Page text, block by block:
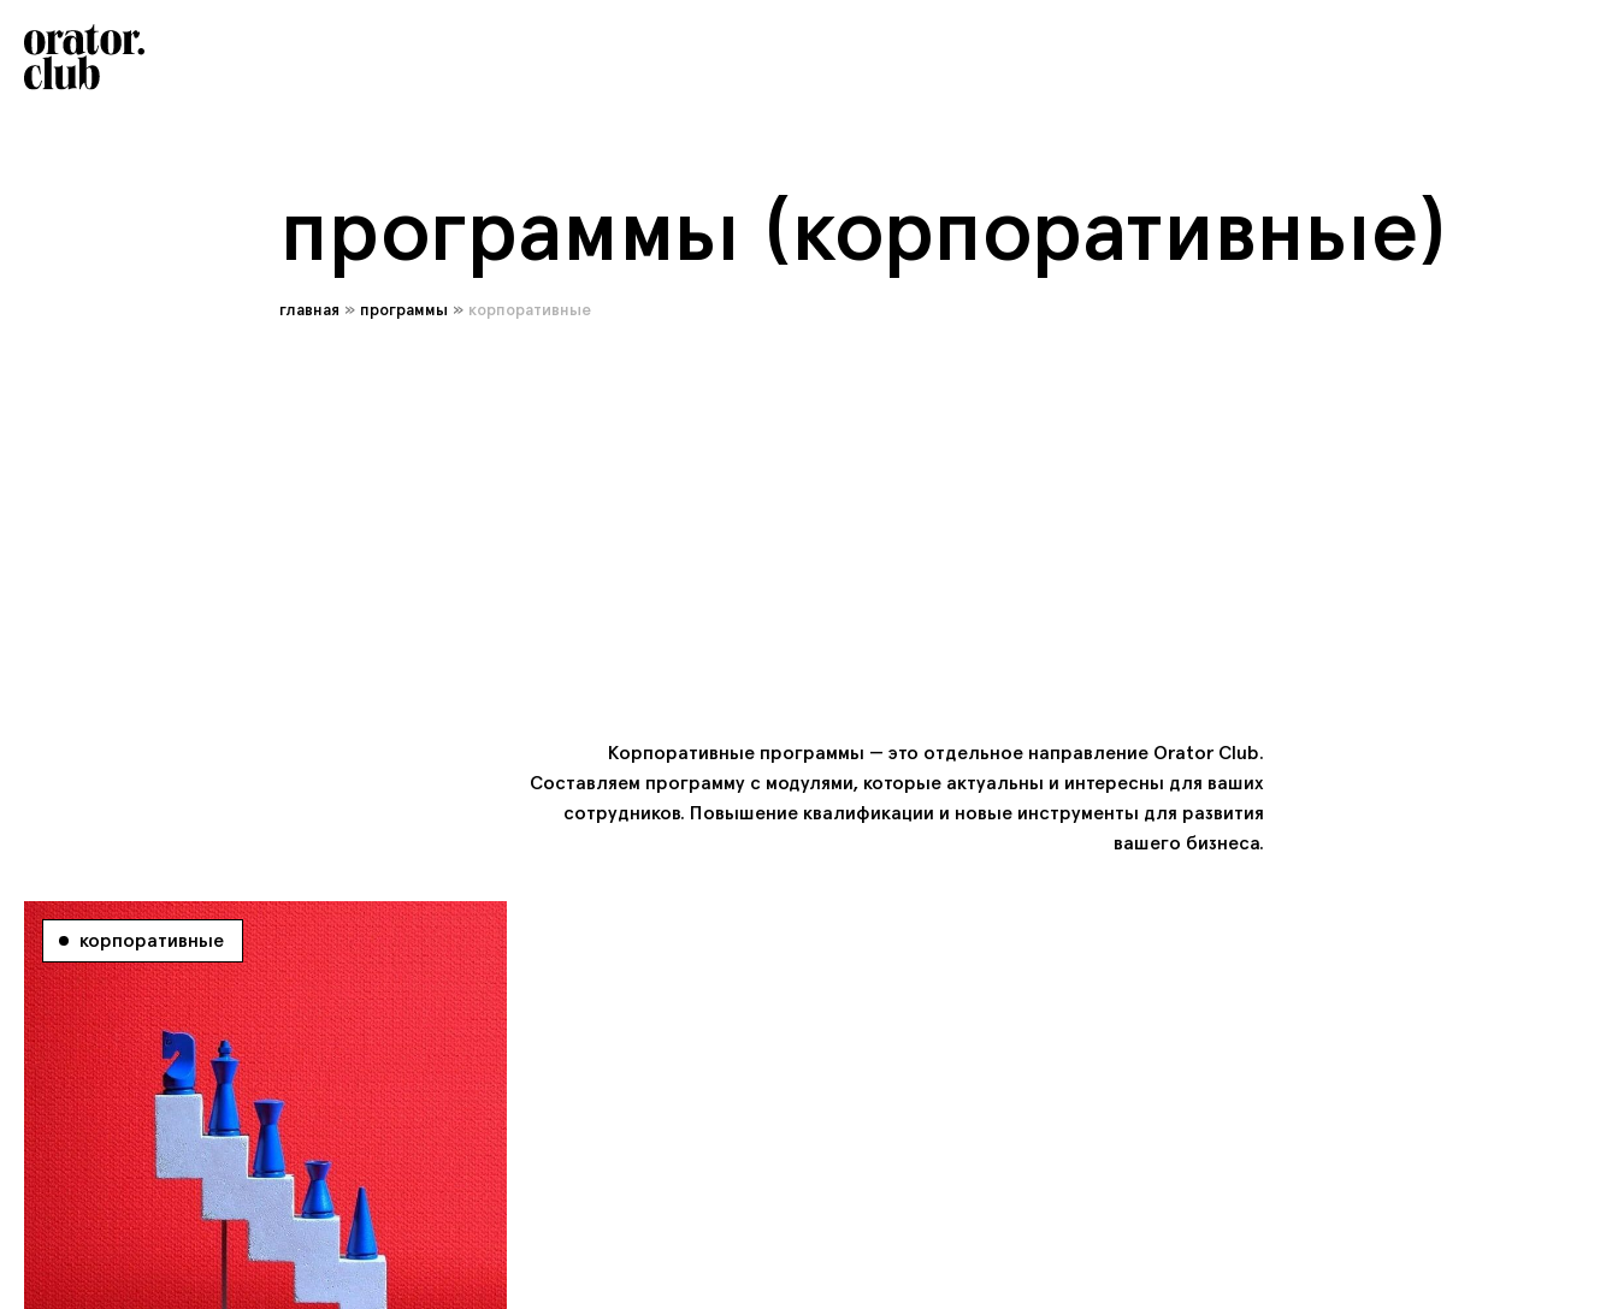
программы (корпоративные)
главная » программы » корпоративные
Корпоративные программы — это отдельное направление Orator Club.
Составляем программу с модулями, которые актуальны и интересны для ваших
сотрудников. Повышение квалификации и новые инструменты для развития
вашего бизнеса.
корпоративные